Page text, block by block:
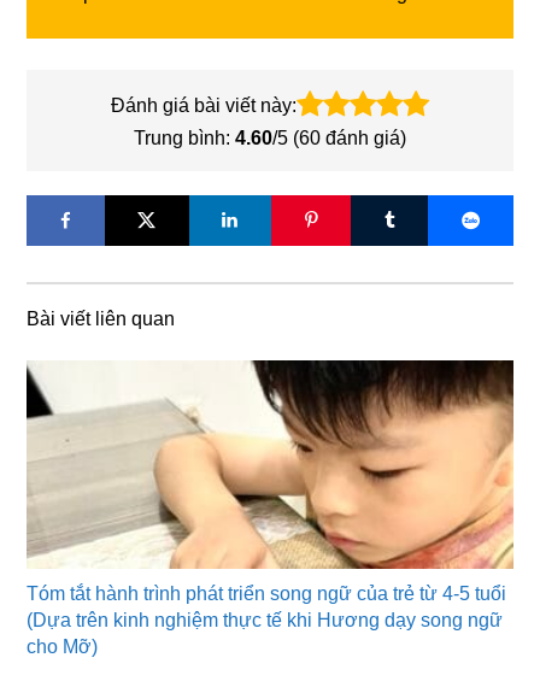
Đánh giá bài viết này:
Trung bình: 4.60/5 (60 đánh giá)
Bài viết liên quan
Tóm tắt hành trình phát triển song ngữ của trẻ từ 4-5 tuổi
(Dựa trên kinh nghiệm thực tế khi Hương dạy song ngữ
cho Mỡ)